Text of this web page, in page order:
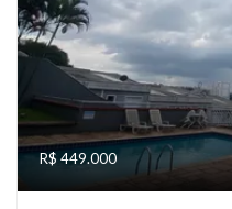
R$ 449.000